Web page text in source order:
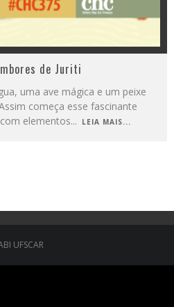
de Juriti
uma ave mágica e um peixe
começa esse fascinante
elementos... LEIA MAIS...
UFSCAR